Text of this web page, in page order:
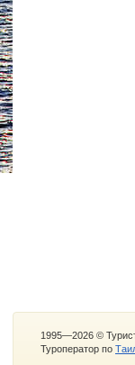
1995—2026 ©
Туроператор по